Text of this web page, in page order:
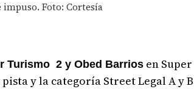
impuso. Foto: Cortesía
Turismo 2 y Obed Barriosen Super
y la categoría Street Legal A y B